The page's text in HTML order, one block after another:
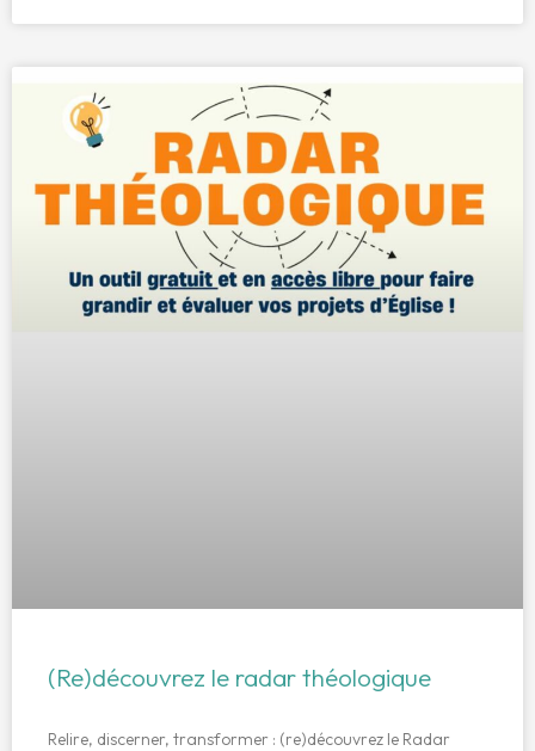
(Re)découvrez le radar théologique
Relire, discerner, transformer : (re)découvrez le Radar